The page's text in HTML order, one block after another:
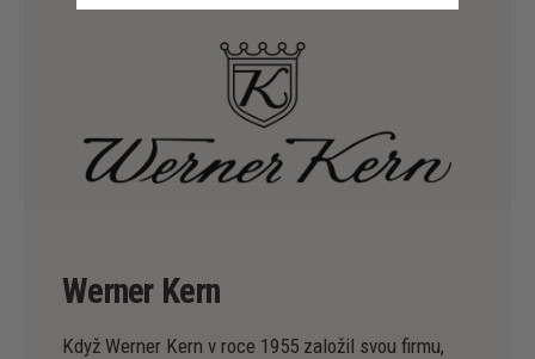
Werner Kern
Když Werner Kern v roce 1955 založil svou firmu,